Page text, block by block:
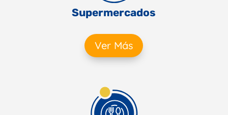
Supermercados
Ver Más